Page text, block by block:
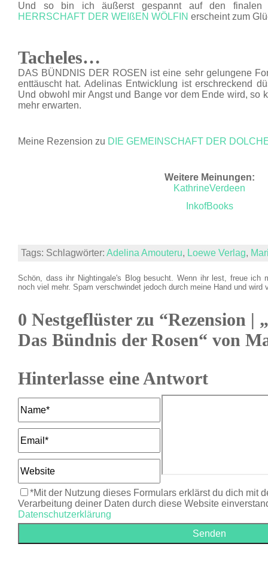
Und so bin ich äußerst gespannt auf den
HERRSCHAFT DER WEIßEN WÖLFIN erscheint zum
Tacheles…
DAS BÜNDNIS DER ROSEN ist eine sehr gelungene
enttäuscht hat. Adelinas Entwicklung ist erschreckend
Und obwohl mir Angst und Bange vor dem Ende wird, so
mehr erwarten.
Meine Rezension zu DIE GEMEINSCHAFT DER
Weitere Meinungen:
KathrineVerdeen
InkofBooks
Tags: Schlagwörter: Adelina Amouteru, Loewe Verlag,
Schön, dass ihr Nightingale's Blog besucht. Wenn ihr lest, freue ich
noch viel mehr. Spam verschwindet jedoch durch meine Hand und wird
0 Nestgeflüster zu “Rezension |
Das Bündnis der Rosen“ von
Hinterlasse eine Antwort
*Mit der Nutzung dieses Formulars erklärst du dich mit
Verarbeitung deiner Daten durch diese Website
Datenschutzerklärung